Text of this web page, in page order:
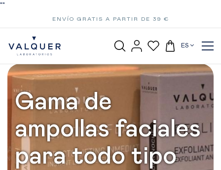
""
ENVÍO GRATIS A PARTIR DE 39 €
ES
Gama de
ampollas faciales
para todo tipo